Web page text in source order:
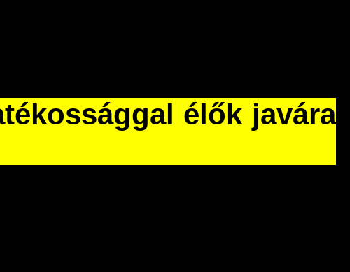
élők javára